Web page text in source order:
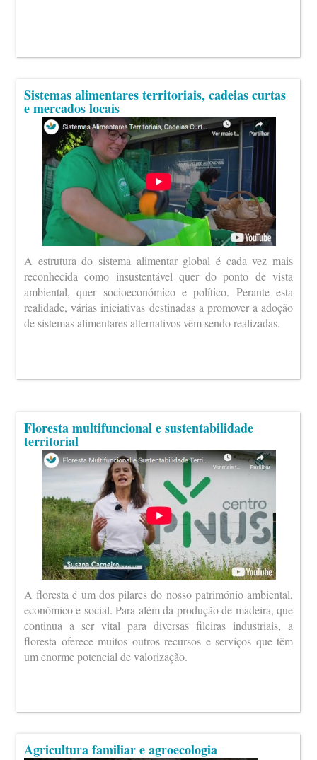
Sistemas alimentares territoriais, cadeias curtas
e mercados locais
A estrutura do sistema alimentar global é cada vez mais
reconhecida como insustentável quer do ponto de vista
ambiental, quer socioeconómico e político. Perante esta
realidade, várias iniciativas destinadas a promover a adoção
de sistemas alimentares alternativos vêm sendo realizadas.
Floresta multifuncional e sustentabilidade
territorial
A floresta é um dos pilares do nosso património ambiental,
económico e social. Para além da produção de madeira, que
continua a ser vital para diversas fileiras industriais, a
floresta oferece muitos outros recursos e serviços que têm
um enorme potencial de valorização.
Agricultura familiar e agroecologia